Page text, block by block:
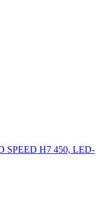
SPEED H7 450, LED-